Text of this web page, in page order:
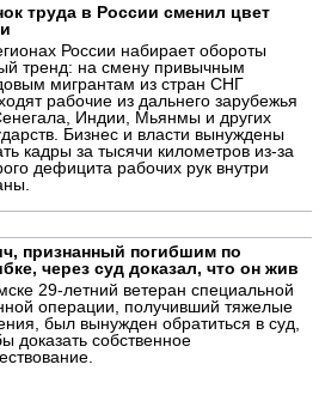
труда в России сменил цвет
России набирает обороты
тренд: на смену привычным
мигрантам из стран СНГ
рабочие из дальнего зарубежья
Индии, Мьянмы и других
Бизнес и власти вынуждены
кадры за тысячи километров из-за
дефицита рабочих рук внутри
признанный погибшим по
через суд доказал, что он жив
29-летний ветеран специальной
операции, получивший тяжелые
был вынужден обратиться в суд,
доказать собственное